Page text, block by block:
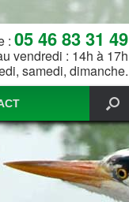
: 05 46 83 31 49
vendredi : 14h à 17h
samedi, dimanche.